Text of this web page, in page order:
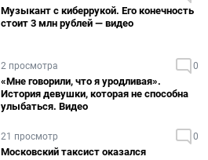
Музыкант с киберрукой. Его конечность
стоит 3 млн рублей — видео
2 просмотра 0
«Мне говорили, что я уродливая».
История девушки, которая не способна
улыбаться. Видео
21 просмотр 0
Московский таксист оказался